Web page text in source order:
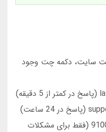
سایت، دکمه چت وجود
– **شماره تماس**: 021-9100xxxx (فقط برای مشکلات